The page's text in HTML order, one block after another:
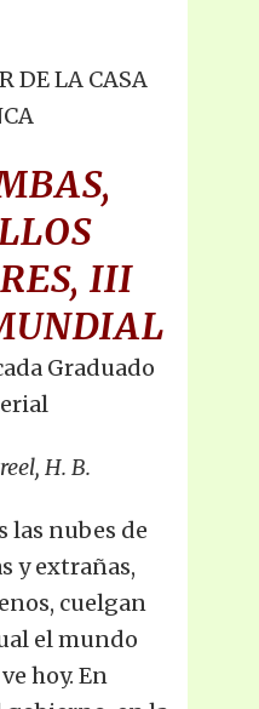
DE LA CASA
III
Graduado
H. B.
las nubes de
y extrañas,
cuelgan
el mundo
hoy. En